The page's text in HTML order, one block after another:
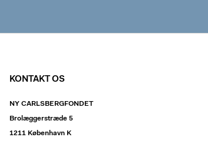
KONTAKT OS
NY CARLSBERGFONDET
Brolæggerstræde 5
1211 København K